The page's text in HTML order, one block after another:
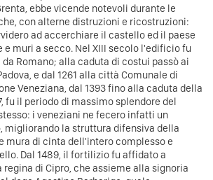
ebbe vicende notevoli durante le
con alterne distruzioni e ricostruzioni:
ad accerchiare il castello ed il paese
e muri a secco. Nel XIII secolo l'edificio fu
Romano; alla caduta di costui passò ai
e dal 1261 alla città Comunale di
Veneziana, dal 1393 fino alla caduta della
fu il periodo di massimo splendore del
i veneziani ne fecero infatti un
migliorando la struttura difensiva della
mura di cinta dell'intero complesso e
Dal 1489, il fortilizio fu affidato a
regina di Cipro, che assieme alla signoria